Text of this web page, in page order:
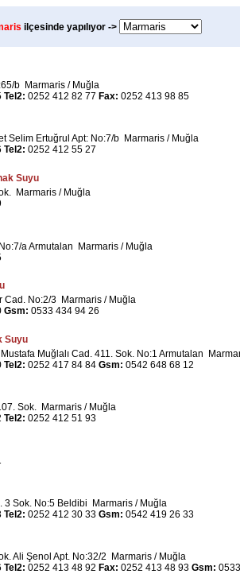
ilçesinde yapılıyor ->
b Marmaris / Muğla
Tel2: 0252 412 82 77 Fax: 0252 413 98 85
Selim Ertuğrul Apt: No:7/b Marmaris / Muğla
Tel2: 0252 412 55 27
Suyu
Marmaris / Muğla
a Armutalan Marmaris / Muğla
Cad. No:2/3 Marmaris / Muğla
Gsm: 0533 434 94 26
Suyu
Muğlalı Cad. 411. Sok. No:1 Armutalan
Tel2: 0252 417 84 84 Gsm: 0542 648 68 12
Sok. Marmaris / Muğla
Tel2: 0252 412 51 93
3 Sok. No:5 Beldibi Marmaris / Muğla
Tel2: 0252 412 30 33 Gsm: 0542 419 26 33
Ali Şenol Apt. No:32/2 Marmaris / Muğla
Tel2: 0252 413 48 92 Fax: 0252 413 48 93 Gsm: